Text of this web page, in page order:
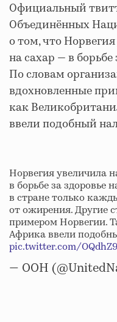
Официальный
Объединённых
о том, что
на сахар — в борьбе
По словам
вдохновленные
как
ввели подобный
Норвегия увеличила
в борьбе за здоровье
в стране только
от ожирения. Другие
примером Норвегии.
Африка ввели
pic.twitter.com/
— ООН